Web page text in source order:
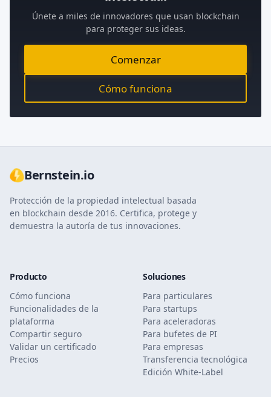
Únete a miles de innovadores que usan blockchain
para proteger sus ideas.
Comenzar
Cómo funciona
Bernstein.io
Protección de la propiedad intelectual basada
en blockchain desde 2016. Certifica, protege y
demuestra la autoría de tus innovaciones.
Producto
Cómo funciona
Funcionalidades de la
plataforma
Compartir seguro
Validar un certificado
Precios
Soluciones
Para particulares
Para startups
Para aceleradoras
Para bufetes de PI
Para empresas
Transferencia tecnológica
Edición White-Label